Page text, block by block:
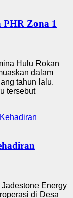
PHR Zona 1
Hulu Rokan
dalam
tahun lalu.
tersebut
Energy
di Desa